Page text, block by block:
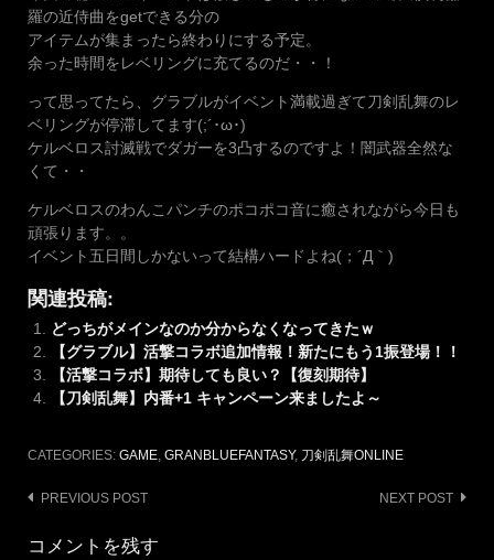
羅の近侍曲をgetできる分の
アイテムが集まったら終わりにする予定。
余った時間をレベリングに充てるのだ・・！
って思ってたら、グラブルがイベント満載過ぎて刀剣乱舞のレ
ベリングが停滞してます(;´･ω･)
ケルベロス討滅戦でダガーを3凸するのですよ！闇武器全然な
くて・・
ケルベロスのわんこパンチのポコポコ音に癒されながら今日も
頑張ります。。
イベント五日間しかないって結構ハードよね(；´Д｀)
関連投稿:
どっちがメインなのか分からなくなってきたｗ
【グラブル】活撃コラボ追加情報！新たにもう1振登場！！
【活撃コラボ】期待しても良い？【復刻期待】
【刀剣乱舞】内番+1 キャンペーン来ましたよ～
CATEGORIES: GAME, GRANBLUEFANTASY, 刀剣乱舞ONLINE
Post
navigation
PREVIOUS POST NEXT POST
コメントを残す